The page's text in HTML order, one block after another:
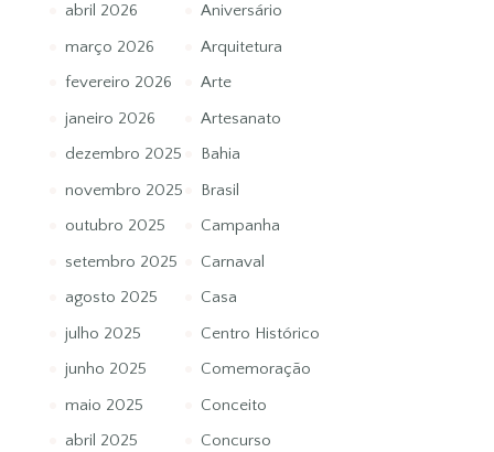
abril 2026
março 2026
fevereiro 2026
janeiro 2026
dezembro 2025
novembro 2025
outubro 2025
setembro 2025
agosto 2025
julho 2025
junho 2025
maio 2025
abril 2025
Aniversário
Arquitetura
Arte
Artesanato
Bahia
Brasil
Campanha
Carnaval
Casa
Centro Histórico
Comemoração
Conceito
Concurso